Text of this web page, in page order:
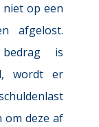
niet op een
afgelost.
is
wordt er
om deze af